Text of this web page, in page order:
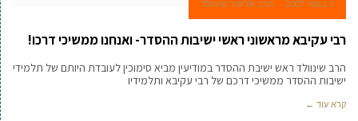
5 במאי 2007 הרב אליעזר שינוולד
רבי עקיבא מראשוני ראשי ישיבות ההסדר- ואנחנו ממשיכי דרכו!
הרב שינוולד ראש ישיבת ההסדר במודיעין מביא סימוכין לעובדת היותם של תלמידי
ישיבות ההסדר ממשיכי דרכם של רבי עקיבא ותלמידיו
קרא עוד ←